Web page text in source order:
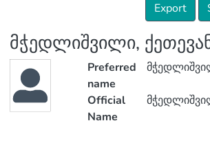
Export
მჭედლიშვილი,
Preferred
name
Official
Name